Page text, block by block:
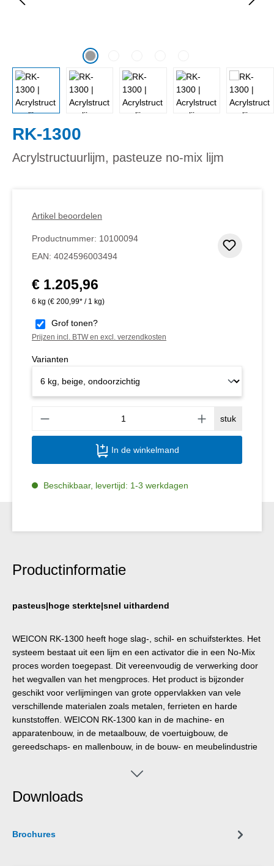
RK-1300
Acrylstructuurlijm, pasteuze no-mix lijm
Artikel beoordelen
Productnummer: 10100094
EAN: 4024596003494
Normale prijs:
€ 1.205,96
6 kg (€ 200,99* / 1 kg)
Grof tonen?
Prijzen incl. BTW en excl. verzendkosten
Varianten
stuk
In de winkelmand
Beschikbaar, levertijd: 1-3 werkdagen
Productinformatie
pasteus|hoge sterkte|snel uithardend
WEICON RK-1300 heeft hoge slag-, schil- en schuifsterktes. Het
systeem bestaat uit een lijm en een activator die in een No-Mix
proces worden toegepast. Dit vereenvoudig de verwerking door
het wegvallen van het mengproces. Het product is bijzonder
geschikt voor verlijmingen van grote oppervlakken van vele
verschillende materialen zoals metalen, ferrieten en harde
kunststoffen. WEICON RK-1300 kan in de machine- en
apparatenbouw, in de metaalbouw, de voertuigbouw, de
gereedschaps- en mallenbouw, in de bouw- en meubelindustrie
Downloads
Brochures